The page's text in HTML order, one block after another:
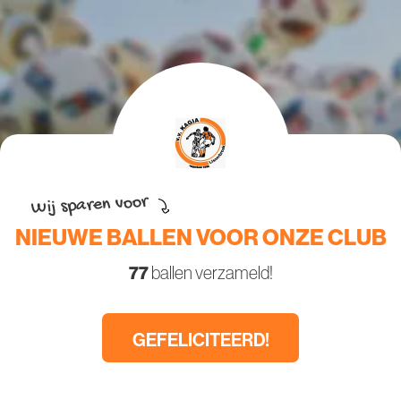
Wij sparen voor
NIEUWE BALLEN VOOR ONZE CLUB
77ballen verzameld!
GEFELICITEERD!